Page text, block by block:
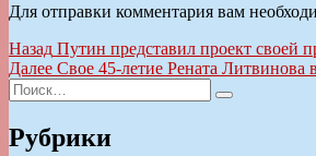
Для отправки комментария вам
Навигация
по
записям
Назад Предыдущая
запись:
Путин представил проект своей
Далее Следующая
Свое 45-летие Рената Литвинова
Искать:
Поиск
Рубрики